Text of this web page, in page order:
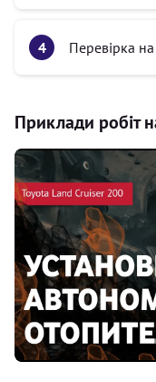
Перевірка на
Приклади робіт